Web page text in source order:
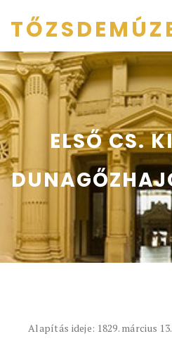
ELSŐ CS.
Alapítás ideje: 1829. március 13.